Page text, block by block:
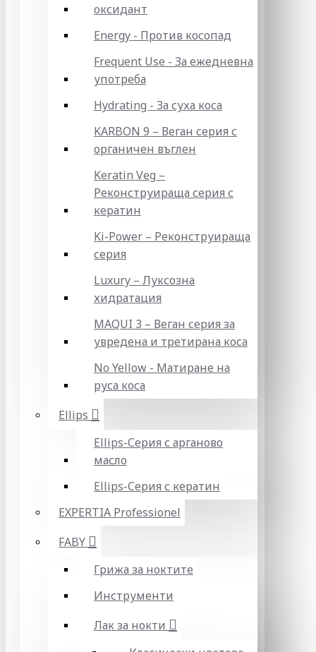
оксидант
Energy - Против косопад
Frequent Use - За ежедневна
употреба
Hydrating - За суха коса
KARBON 9 – Веган серия с
органичен въглен
Keratin Veg –
Реконструираща серия с
кератин
Ki-Power – Реконструираща
серия
Luxury – Луксозна
хидратация
MAQUI 3 – Веган серия за
увредена и третирана коса
No Yellow - Матиране на
руса коса
Ellips
Ellips-Серия с арганово
масло
Ellips-Серия с кератин
EXPERTIA Professionel
FABY
Грижа за ноктите
Инструменти
Лак за нокти